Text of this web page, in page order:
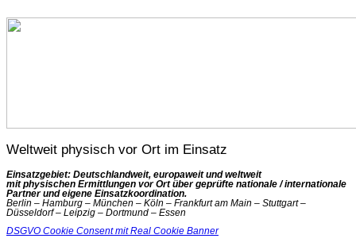
Weltweit physisch vor Ort im Einsatz
Einsatzgebiet: Deutschlandweit, europaweit und weltweit
mit physischen Ermittlungen vor Ort über geprüfte nationale / internationale
Partner und eigene Einsatzkoordination.
Berlin – Hamburg – München – Köln – Frankfurt am Main – Stuttgart –
Düsseldorf – Leipzig – Dortmund – Essen
DSGVO Cookie Consent mit Real Cookie Banner